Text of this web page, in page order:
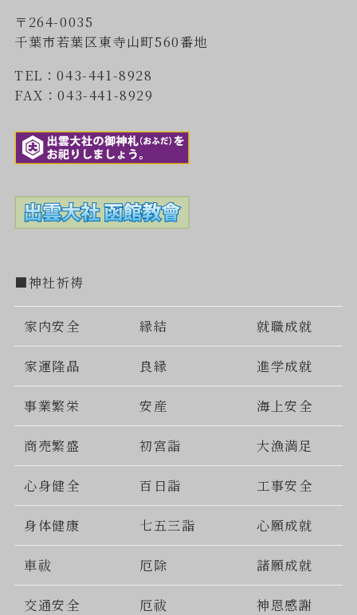
〒264-0035
千葉市若葉区東寺山町560番地
TEL：043-441-8928
FAX：043-441-8929
■神社祈祷
家内安全 縁結 就職成就
家運隆晶 良縁 進学成就
事業繁栄 安産 海上安全
商売繁盛 初宮詣 大漁満足
心身健全 百日詣 工事安全
身体健康 七五三詣 心願成就
車祓 厄除 諸願成就
交通安全 厄祓 神恩感謝